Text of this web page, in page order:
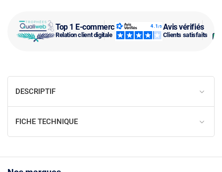
Top 1 E-commerce
Relation client digitale
Avis vérifiés
Clients satisfaits
DESCRIPTIF
FICHE TECHNIQUE